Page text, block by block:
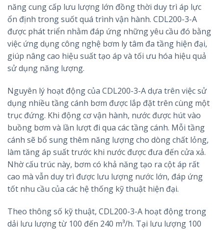
năng cung cấp lưu lượng lớn đồng thời duy trì áp lực
ổn định trong suốt quá trình vận hành. CDL200-3-A
được phát triển nhằm đáp ứng những yêu cầu đó bằng
việc ứng dụng công nghệ bơm ly tâm đa tầng hiện đại,
giúp nâng cao hiệu suất tạo áp và tối ưu hóa hiệu quả
sử dụng năng lượng.
Nguyên lý hoạt động của CDL200-3-A dựa trên việc sử
dụng nhiều tầng cánh bơm được lắp đặt trên cùng một
trục đứng. Khi động cơ vận hành, nước được hút vào
buồng bơm và lần lượt đi qua các tầng cánh. Mỗi tầng
cánh sẽ bổ sung thêm năng lượng cho dòng chất lỏng,
làm tăng áp suất trước khi nước được đưa đến cửa xả.
Nhờ cấu trúc này, bơm có khả năng tạo ra cột áp rất
cao mà vẫn duy trì được lưu lượng nước lớn, đáp ứng
tốt nhu cầu của các hệ thống kỹ thuật hiện đại.
Theo thông số kỹ thuật, CDL200-3-A hoạt động trong
dải lưu lượng từ 100 đến 240 m³/h. Tại lưu lượng 100